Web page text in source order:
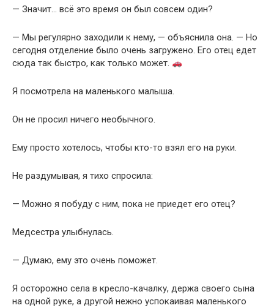
— Значит… всё это время он был совсем один?
— Мы регулярно заходили к нему, — объяснила она. — Но
сегодня отделение было очень загружено. Его отец едет
сюда так быстро, как только может.
Я посмотрела на маленького малыша.
Он не просил ничего необычного.
Ему просто хотелось, чтобы кто-то взял его на руки.
Не раздумывая, я тихо спросила:
— Можно я побуду с ним, пока не приедет его отец?
Медсестра улыбнулась.
— Думаю, ему это очень поможет.
Я осторожно села в кресло-качалку, держа своего сына
на одной руке, а другой нежно успокаивая маленького